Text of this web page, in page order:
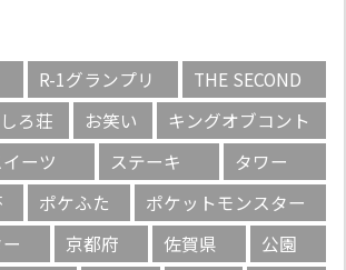
R-1グランプリ
THE SECOND
ろ荘 お笑い
キングオブコント
イーツ ステーキ
タワー
ポケふた
ポケットモンスター
京都府 佐賀県
公園